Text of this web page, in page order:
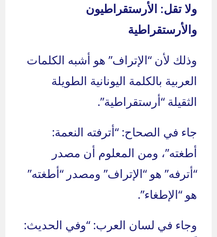
ولا تقل: الأرستقراطيون
والأرستقراطية
وذلك لأن “الإتراف” هو أشبه الكلمات
العربية بالكلمة اليونانية الطويلة
الثقيلة “أرستقراطية”.
جاء في الصحاح: “أترفته النعمة:
أطغته”، ومن المعلوم أن مصدر
“أترفه” هو “الإتراف” ومصدر “أطغته”
هو “الإطغاء”.
وجاء في لسان العرب: “وفي الحديث: